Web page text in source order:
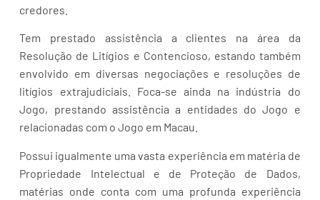
credores.
Tem prestado assistência a clientes na área da
Resolução de Litígios e Contencioso, estando também
envolvido em diversas negociações e resoluções de
litígios extrajudiciais. Foca-se ainda na indústria do
Jogo, prestando assistência a entidades do Jogo e
relacionadas com o Jogo em Macau.
Possui igualmente uma vasta experiência em matéria de
Propriedade Intelectual e de Proteção de Dados,
matérias onde conta com uma profunda experiência